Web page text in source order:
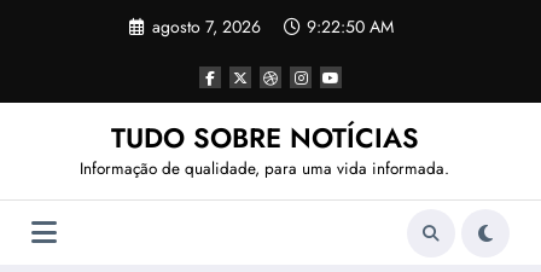
agosto 7, 2026 9:22:53 AM
TUDO SOBRE NOTÍCIAS
Informação de qualidade, para uma vida informada.